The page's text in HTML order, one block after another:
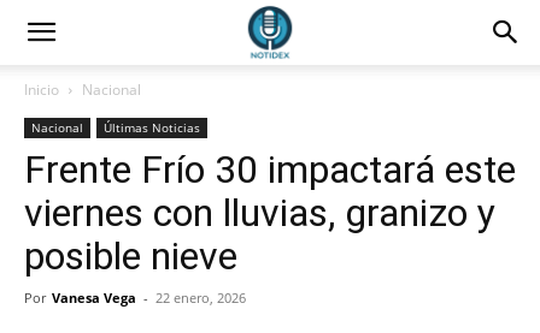
Inicio Nacional
Nacional Últimas Noticias
Frente Frío 30 impactará este
viernes con lluvias, granizo y
posible nieve
Por Vanesa Vega - 22 enero, 2026